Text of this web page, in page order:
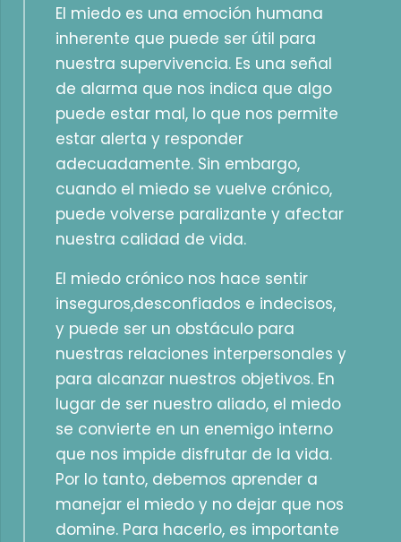
El miedo es una emoción humana
inherente que puede ser útil para
nuestra supervivencia. Es una señal
de alarma que nos indica que algo
puede estar mal, lo que nos permite
estar alerta y responder
adecuadamente. Sin embargo,
cuando el miedo se vuelve crónico,
puede volverse paralizante y afectar
nuestra calidad de vida.
El miedo crónico nos hace sentir
inseguros,desconfiados e indecisos,
y puede ser un obstáculo para
nuestras relaciones interpersonales y
para alcanzar nuestros objetivos. En
lugar de ser nuestro aliado, el miedo
se convierte en un enemigo interno
que nos impide disfrutar de la vida.
Por lo tanto, debemos aprender a
manejar el miedo y no dejar que nos
domine. Para hacerlo, es importante